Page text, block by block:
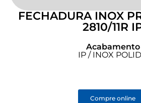
FECHADURA INOX
2810/11R
Acabamento
IP / INOX
Compre online